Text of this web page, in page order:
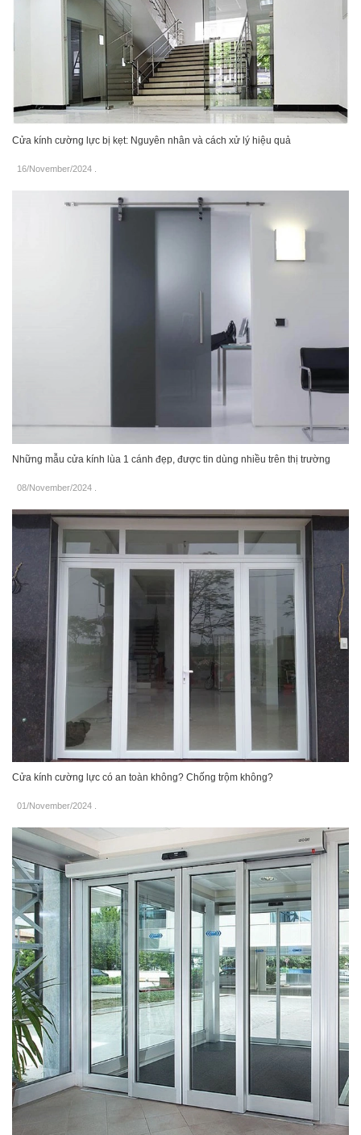
Cửa kính cường lực bị kẹt: Nguyên nhân và cách xử lý hiệu quả
16/November/2024
Những mẫu cửa kính lùa 1 cánh đẹp, được tin dùng nhiều trên thị trường
08/November/2024
Cửa kính cường lực có an toàn không? Chống trộm không?
01/November/2024